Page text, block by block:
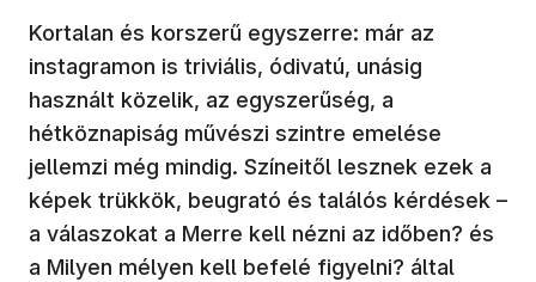
Kortalan és korszerű egyszerre: már az
instagramon is triviális, ódivatú, unásig
használt közelik, az egyszerűség, a
hétköznapiság művészi szintre emelése
jellemzi még mindig. Színeitől lesznek ezek a
képek trükkök, beugrató és találós kérdések –
a válaszokat a Merre kell nézni az időben? és
a Milyen mélyen kell befelé figyelni? által